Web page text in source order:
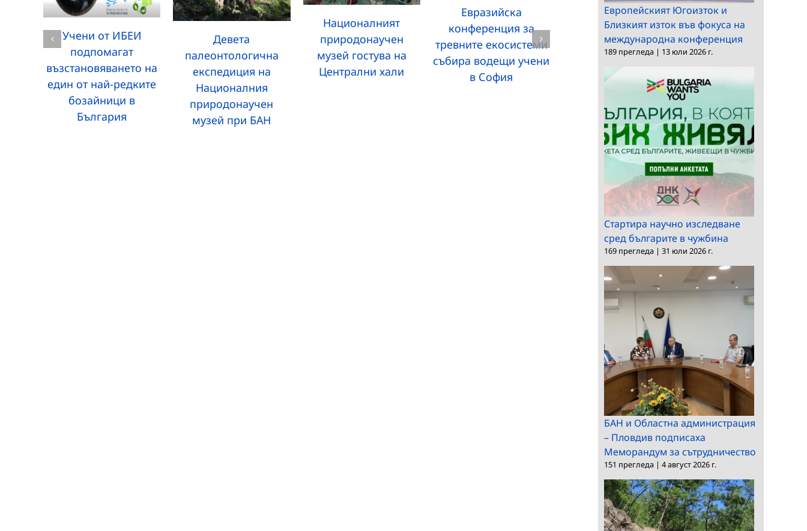
Учени от ИБЕИ
подпомагат
възстановяването на
един от най-редките
бозайници в
България
Девета
палеонтологична
експедиция на
Националния
природонаучен
музей при БАН
Националният
природонаучен
музей гостува на
Централни хали
Евразийска
конференция за
тревните екосистеми
събира водещи учени
в София
Д-р Грег Графин в
Националния
природонаучен
Националният
природонаучен
организира най-
голямата
полева експедиция в
Европа
Европейският Югоизток и
Близкият изток във фокуса на
международна конференция
189 прегледа | 13 юли 2026 г.
Стартира научно изследване
сред българите в чужбина
169 прегледа | 31 юли 2026 г.
БАН и Областна администрация
– Пловдив подписаха
Меморандум за сътрудничество
151 прегледа | 4 август 2026 г.